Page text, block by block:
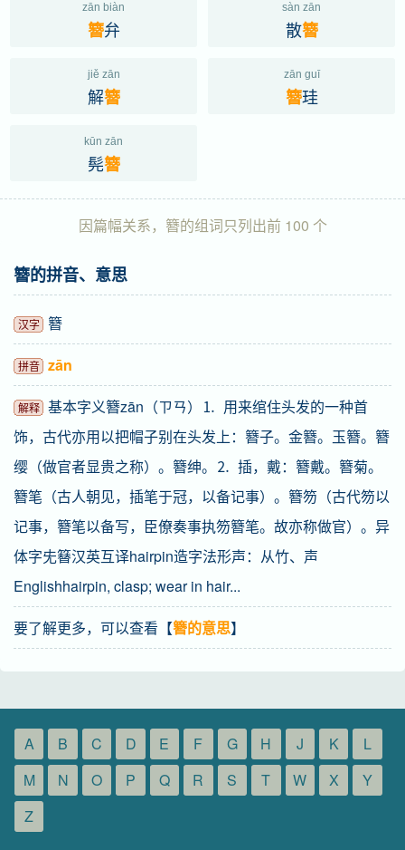
zān biàn
簪弁
sàn zān
散簪
jiě zān
解簪
zān guī
簪珪
kūn zān
髡簪
因篇幅关系，簪的组词只列出前 100 个
簪的拼音、意思
汉字 簪
拼音 zān
解释 基本字义簪zān（ㄗㄢ）⒈ 用来绾住头发的一种首
饰，古代亦用以把帽子别在头发上：簪子。金簪。玉簪。簪
缨（做官者显贵之称）。簪绅。⒉ 插，戴：簪戴。簪菊。
簪笔（古人朝见，插笔于冠，以备记事）。簪笏（古代笏以
记事，簪笔以备写，臣僚奏事执笏簪笔。故亦称做官）。异
体字兂簮汉英互译hairpin造字法形声：从竹、声
Englishhairpin, clasp; wear in hair...
要了解更多，可以查看【簪的意思】
A B C D E F G H J K
L
M
N O P Q R S T W X
Y
Z